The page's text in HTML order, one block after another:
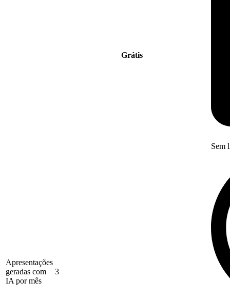
Grátis
Apresentações
geradas com
IA por mês
3
Sem